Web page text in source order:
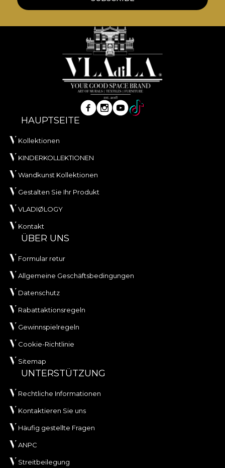
HAUPTSEITE
Kollektionen
KINDERKOLLEKTIONEN
Wandkunst Kollektionen
Gestalten Sie Ihr Produkt
VLADIØLOGY
Kontakt
ÜBER UNS
Formular retur
Allgemeine Geschäftsbedingungen
Datenschutz
Rabattaktionsregeln
Gewinnspielregeln
Cookie-Richtlinie
Sitemap
UNTERSTÜTZUNG
Rechtliche Informationen
Kontaktieren Sie uns
Häufig gestellte Fragen
ANPC
Streitbeilegung